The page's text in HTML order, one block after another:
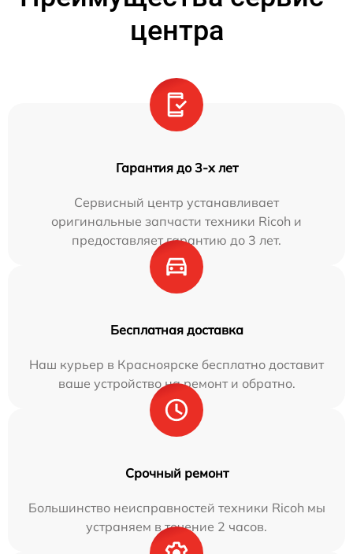
центра
Гарантия до 3-х лет
Сервисный центр устанавливает
оригинальные запчасти техники Ricoh и
предоставляет гарантию до 3 лет.
Бесплатная доставка
Наш курьер в Красноярске бесплатно доставит
ваше устройство на ремонт и обратно.
Срочный ремонт
Большинство неисправностей техники Ricoh мы
устраняем в течение 2 часов.